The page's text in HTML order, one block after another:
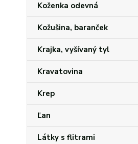
Koženka odevná
Kožušina, baranček
Krajka, vyšívaný tyl
Kravatovina
Krep
Ľan
Látky s flitrami